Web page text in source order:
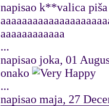
napisao k**valica
aaaaaaaaaaaa
...
napisao joka, 01
onako
...
napisao maja, 27